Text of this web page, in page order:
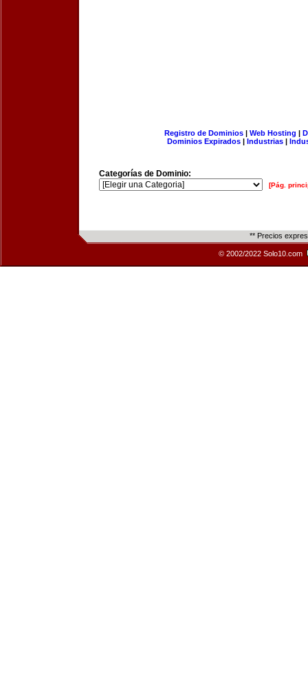
Registro de Dominios| Web Hosting |
Dominios Expirados | Industrias |
Categorías de Dominio:
[Pág.
** Precios
© 2002/2022 Solo10.com